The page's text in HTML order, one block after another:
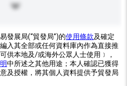
發展局(“貿發局”)的使用條款及確定
入其全部或任何資料庫內作為直接推
供本地及/或海外公眾人士使用﹞，
中所述之其他用途；本人確認已獲得
及授權，將其個人資料提供予貿發局